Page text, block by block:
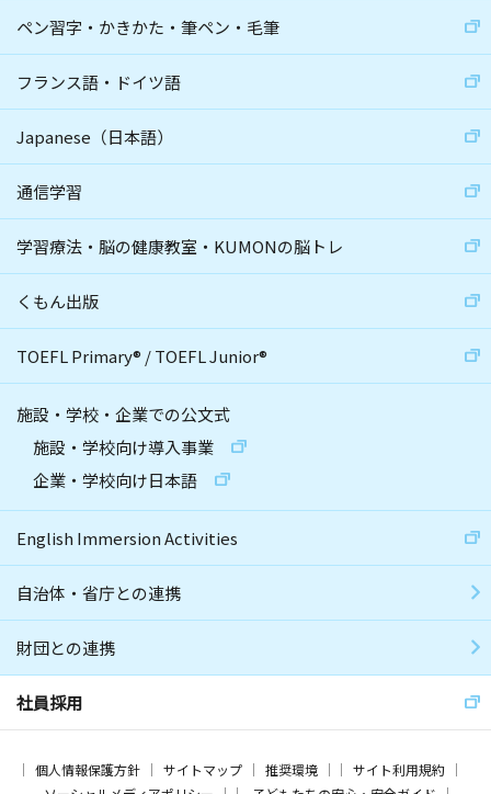
ペン習字・かきかた・筆ペン・毛筆
フランス語・ドイツ語
Japanese（日本語）
通信学習
学習療法・脳の健康教室・KUMONの脳トレ
くもん出版
TOEFL Primary® /TOEFL Junior®
施設・学校・企業での公文式
施設・学校向け導入事業
企業・学校向け日本語
English Immersion Activities
自治体・省庁との連携
財団との連携
社員採用
個人情報保護方針 サイトマップ 推奨環境
サイト利用規約